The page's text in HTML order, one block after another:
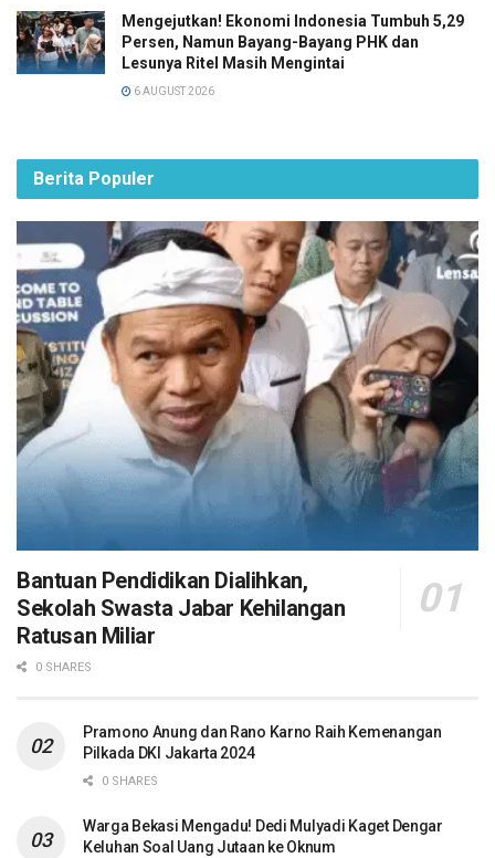
Mengejutkan! Ekonomi Indonesia Tumbuh 5,29
Persen, Namun Bayang-Bayang PHK dan
Lesunya Ritel Masih Mengintai
6 AUGUST 2026
Berita Populer
Bantuan Pendidikan Dialihkan,
Sekolah Swasta Jabar Kehilangan
Ratusan Miliar
0 SHARES
Pramono Anung dan Rano Karno Raih Kemenangan
Pilkada DKI Jakarta 2024
0 SHARES
Warga Bekasi Mengadu! Dedi Mulyadi Kaget Dengar
Keluhan Soal Uang Jutaan ke Oknum